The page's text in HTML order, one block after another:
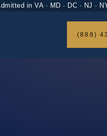
in VA · MD · DC · NJ ·
(888)